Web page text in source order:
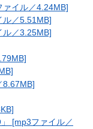
イル／4.24MB]
ル／5.51MB]
ル／3.25MB]
8.67MB]
[mp3ファイル／